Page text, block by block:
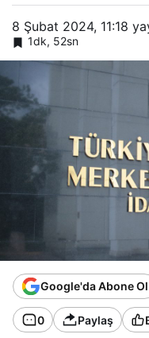
8 Şubat 2024, 11:18
1dk, 52sn
Google'da Abone Ol
0 Paylaş